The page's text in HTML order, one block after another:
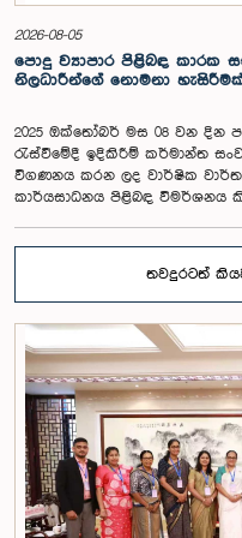
2026-08-05
පොදු ව්‍යාපාර පිළිබඳ කාරක
නිලධාරීන්ගේ නොමනා
2025 ඔක්තෝබර් මස 08 වන දින
රැස්වීමේදී ඉදිකිරීම් කර්මාන්ත
විගණනය කරන ලද වාර්ෂික
කාර්යසාධනය පිළිබඳ විමර්ශනය
නිලධාරීන් විසින් තම ඇඳුම්
නිර්නායකයන්ගෙන් බැහැරව, එකී
රැස්වීමට සහභාගී වී සිටි බව
තවද, ඉහත කී නිලධාරීන්
ක්‍රියාපටිපාටියට පටහැනි අයුරින්
කාරක සභා රැස්වීමෙන් බැහැර
කරන ලදී. මෙම සිද්ධීන්
සභාපතිවරයා විසින් මතු කරන ලද
පාර්ලිමේන්තුවට අපහාස කිරීමේ
පෙබරවාරි මස 17 වැනි දින
හමුවේ පෙනී සිටිනු ලැබූ අතර,
අවංකවම සමාව අයැද සිටින
තවදුරටත්